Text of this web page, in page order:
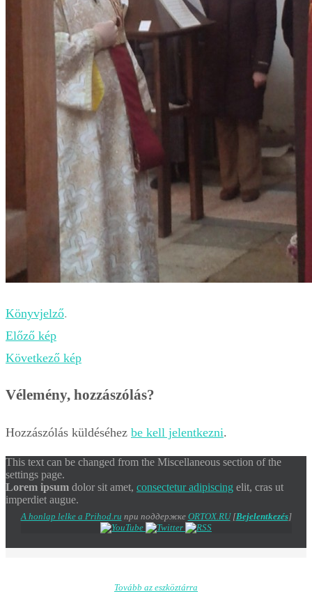
Könyvjelző.
Előző kép
Következő kép
Vélemény, hozzászólás?
Hozzászólás küldéséhez be kell jelentkezni.
This text can be changed from the Miscellaneous section of the
settings page.
Lorem ipsum dolor sit amet, consectetur adipiscing elit, cras ut
imperdiet augue.
A honlap lelke a Prihod.ru при поддержке ORTOX.RU[Bejelentkezés]
Tovább az eszköztárra